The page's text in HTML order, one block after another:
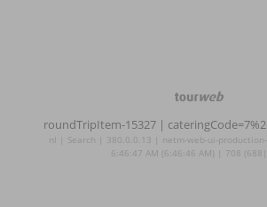
TourWeb
NetMatch
roundTripItem-15327 |
nl | Search | 380.0.0.13 | netm-web-ui-
6:46:47 AM (6:46:46 AM) | 708